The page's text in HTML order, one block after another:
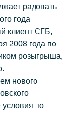
радовать
года
клиент СГБ,
2008 года по
розыгрыша,
нового
условия по